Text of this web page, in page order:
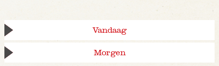
Vandaag
Morgen